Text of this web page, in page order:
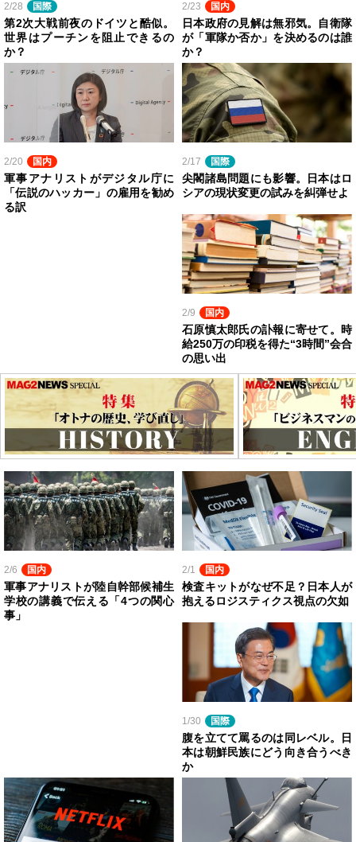
2/28 国際
第2次大戦前夜のドイツと酷似。
世界はプーチンを阻止できるの
か？
2/23 国内
日本政府の見解は無邪気。自衛隊
が「軍隊か否か」を決めるのは誰
か？
2/20 国内
軍事アナリストがデジタル庁に
「伝説のハッカー」の雇用を勧め
る訳
2/17 国際
尖閣諸島問題にも影響。日本はロ
シアの現状変更の試みを糾弾せよ
2/9 国内
石原慎太郎氏の訃報に寄せて。時
給250万の印税を得た“3時間”会合
の思い出
2/6 国内
軍事アナリストが陸自幹部候補生
学校の講義で伝える「4つの関心
事」
2/1 国内
検査キットがなぜ不足？日本人が
抱えるロジスティクス視点の欠如
1/30 国際
腹を立てて罵るのは同レベル。日
本は朝鮮民族にどう向き合うべき
か